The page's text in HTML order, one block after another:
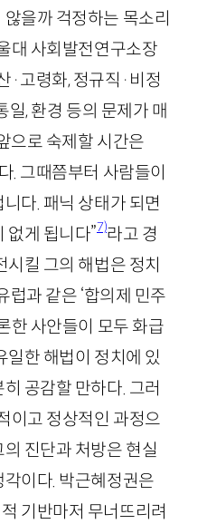
을까 걱정하는 목소리
대 사회발전연구소장
·고령화, 정규직 · 비정
일, 환경 등의 문제가 매
으로 숙제할 시간은
. 그때쯤부터 사람들이
다. 패닉 상태가 되면
없게 됩니다”7)라고 경
킬 그의 해법은 정치
럽과 같은 ‘합의제 민주
한 사안들이 모두 화급
일한 해법이 정치에 있
공감할 만하다. 그러
이고 정상적인 과정으
진단과 처방은 현실
이다. 박근혜정권은
기반마저 무너뜨리려